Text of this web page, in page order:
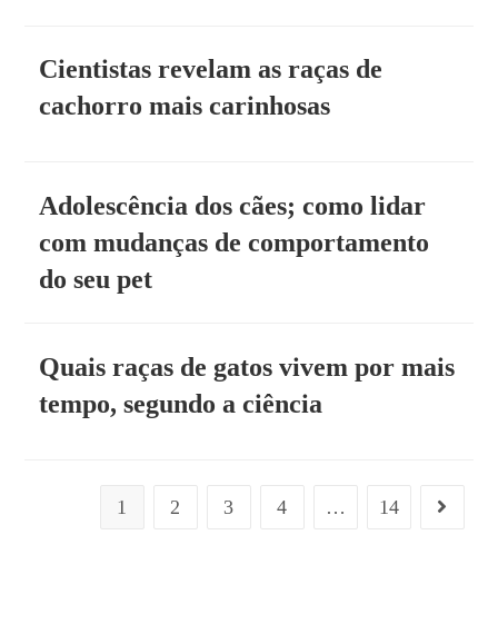
Cientistas revelam as raças de
cachorro mais carinhosas
Adolescência dos cães; como lidar
com mudanças de comportamento
do seu pet
Quais raças de gatos vivem por mais
tempo, segundo a ciência
1 2 3 4 … 14